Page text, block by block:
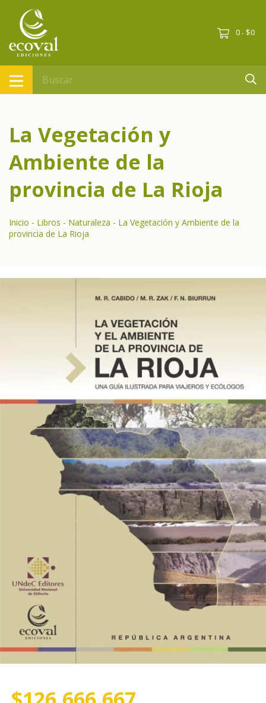
0 - $0
La Vegetación y
Ambiente de la
provincia de La Rioja
Inicio - Libros - Naturaleza - La Vegetación y Ambiente de la
provincia de La Rioja